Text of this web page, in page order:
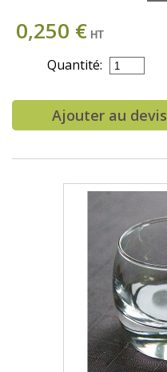
0,250 € HT
Quantité:
Ajouter au devis